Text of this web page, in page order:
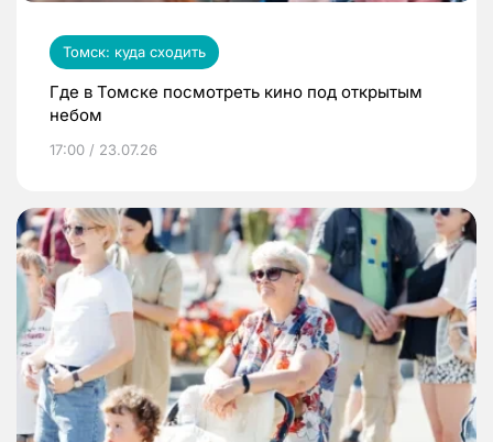
Томск: куда сходить
Где в Томске посмотреть кино под открытым
небом
17:00 / 23.07.26